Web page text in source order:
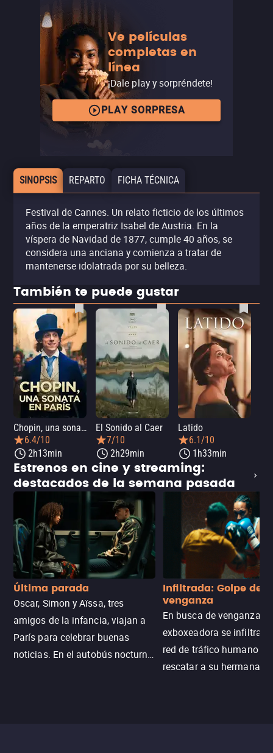
Ve películas
completas en
línea
¡Dale play y sorpréndete!
PLAY SORPRESA
SINOPSIS REPARTO FICHA TÉCNICA
Festival de Cannes. Un relato ficticio de los últimos
años de la emperatriz Isabel de Austria. En la
víspera de Navidad de 1877, cumple 40 años, se
considera una anciana y comienza a tratar de
mantenerse idolatrada por su belleza.
También te puede gustar
Chopin, una sonata en París
6.4/10
2h13min
El Sonido al Caer
7/10
2h29min
Latido
6.1/10
1h33min
Estrenos en cine y streaming:
destacados de la semana pasada
Última parada
Oscar, Simon y Aïssa, tres
amigos de la infancia, viajan a
París para celebrar buenas
noticias. En el autobús nocturno
Infiltrada: Golpe de
venganza
En busca de venganza,
exboxeadora se infiltra
red de tráfico humano
rescatar a su hermana